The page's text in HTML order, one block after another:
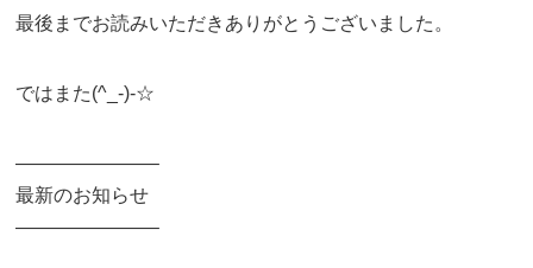
最後までお読みいただきありがとうございました。
ではまた(^_-)-☆
———————–
最新のお知らせ
———————–